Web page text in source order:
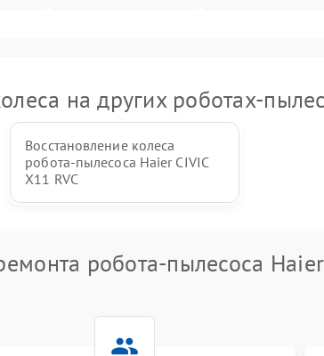
на других роботах-
Восстановление колеса
робота-пылесоса Haier CIVIC
X11 RVC
робота-пылесоса Haier